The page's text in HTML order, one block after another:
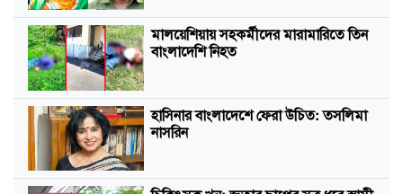
মালয়েশিয়ায় সহকর্মীদের মারামারিতে তিন
বাংলাদেশি নিহত
হাসিনার বাংলাদেশে ফেরা উচিত: তসলিমা
নাসরিন